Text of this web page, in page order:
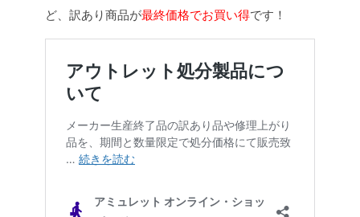
ど、訳あり商品が最終価格でお買い得です！